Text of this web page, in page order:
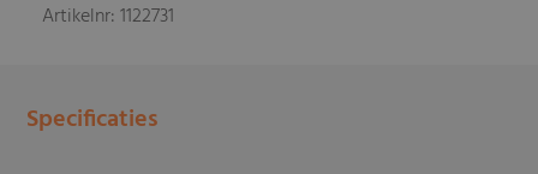
Artikelnr: 1122731
Specificaties